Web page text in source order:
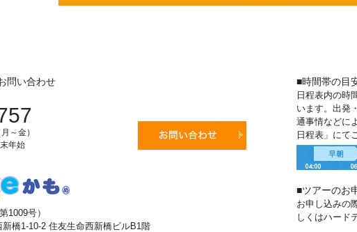
問い合わせ
～金）
年始
1009号）
橋1-10-2 住友生命西新橋ビルB1階
■時間帯の目
日程表内の時
います。出発
通事情などに
日程表」にて
■ツアーのお
お申し込みの
しくはハード